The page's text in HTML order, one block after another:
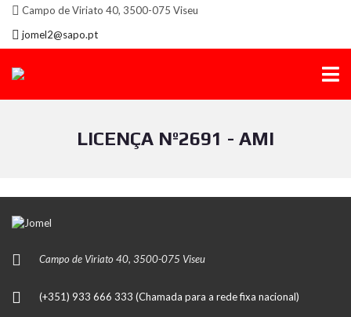
Campo de Viriato 40, 3500-075 Viseu
jomel2@sapo.pt
LICENÇA Nº2691 - AMI
Campo de Viriato 40, 3500-075 Viseu
(+351) 933 666 333 (Chamada para a rede fixa nacional)